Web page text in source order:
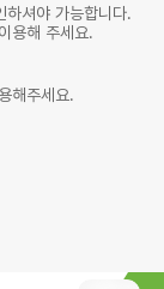
하셔야 가능합니다.
용해 주세요.
해주세요.